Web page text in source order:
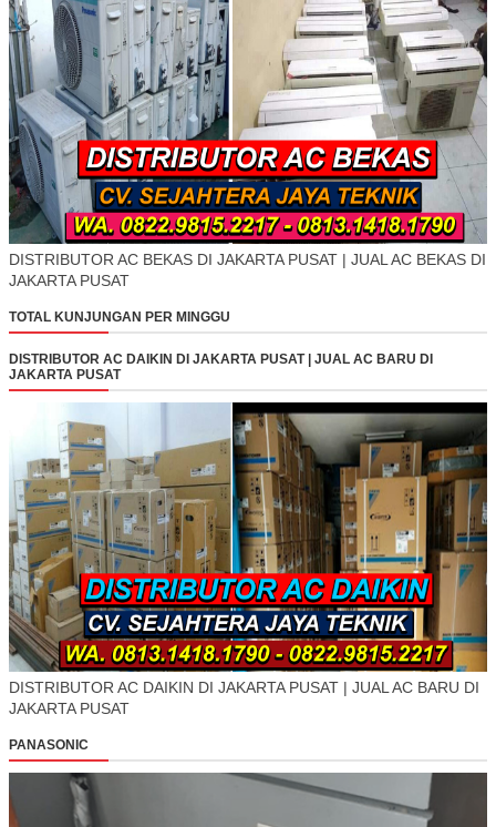
DISTRIBUTOR AC BEKAS DI JAKARTA PUSAT | JUAL AC BEKAS DI
JAKARTA PUSAT
TOTAL KUNJUNGAN PER MINGGU
DISTRIBUTOR AC DAIKIN DI JAKARTA PUSAT | JUAL AC BARU DI
JAKARTA PUSAT
DISTRIBUTOR AC DAIKIN DI JAKARTA PUSAT | JUAL AC BARU DI
JAKARTA PUSAT
PANASONIC